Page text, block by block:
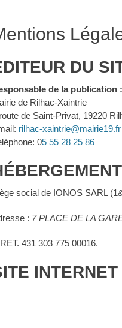
DU
de la publication :
de Rilhac-Xaintrie
de Saint-Privat, 19220
rilhac-xaintrie@mairie19.fr
05 55 28 25 86
social de IONOS SARL
: 7 PLACE DE LA
431 303 775 00016.